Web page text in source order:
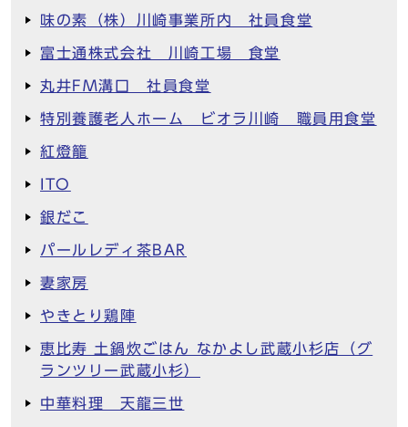
味の素（株）川崎事業所内 社員食堂
富士通株式会社 川崎工場 食堂
丸井FM溝口 社員食堂
特別養護老人ホーム ビオラ川崎 職員用食堂
紅燈籠
ITO
銀だこ
パールレディ茶BAR
妻家房
やきとり鶏陣
恵比寿 土鍋炊ごはん なかよし武蔵小杉店（グ
ランツリー武蔵小杉）
中華料理 天龍三世